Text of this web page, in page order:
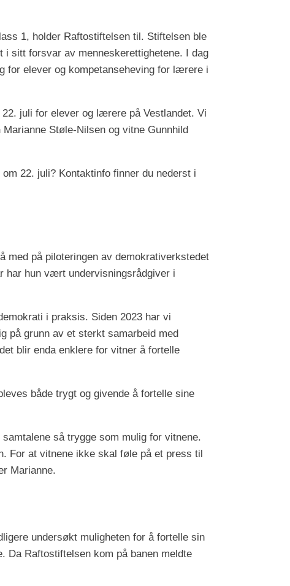
1, holder Raftostiftelsen til. Stiftelsen ble
i sitt forsvar av menneskerettighetene. I dag
for elever og kompetanseheving for lærere i
juli for elever og lærere på Vestlandet. Vi
Støle-Nilsen og vitne Gunnhild
22. juli? Kontaktinfo finner du nederst i
med på piloteringen av demokrativerkstedet
har hun vært undervisningsrådgiver i
i praksis. Siden 2023 har vi
på grunn av et sterkt samarbeid med
blir enda enklere for vitner å fortelle
både trygt og givende å fortelle sine
så trygge som mulig for vitnene.
For at vitnene ikke skal føle på et press til
Marianne.
undersøkt muligheten for å fortelle sin
Da Raftostiftelsen kom på banen meldte